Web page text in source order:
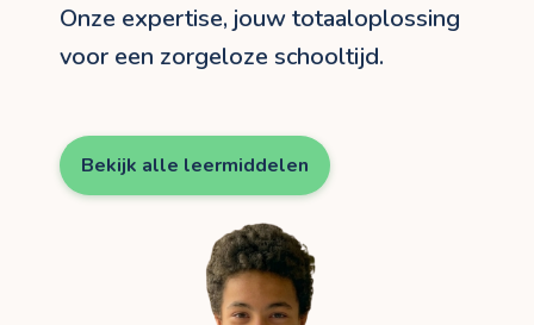
Onze expertise, jouw totaaloplossing
voor een zorgeloze schooltijd.
Bekijk alle leermiddelen